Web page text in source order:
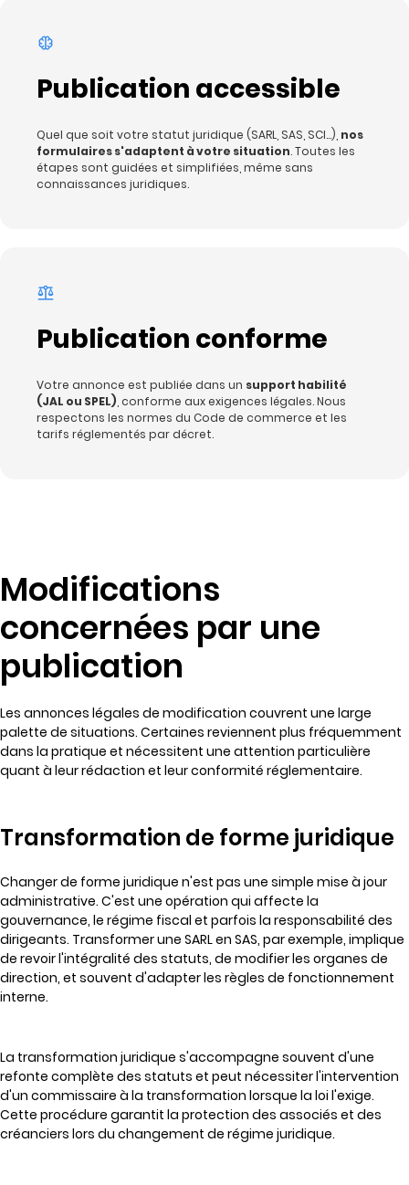
Publication accessible
Quel que soit votre statut juridique (SARL, SAS, SCI…), nos
formulaires s'adaptent à votre situation. Toutes les
étapes sont guidées et simplifiées, même sans
connaissances juridiques.
Publication conforme
Votre annonce est publiée dans un support habilité
(JAL ou SPEL) , conforme aux exigences légales. Nous
respectons les normes du Code de commerce et les
tarifs réglementés par décret.
Modifications
concernées par une
publication
Les annonces légales de modification couvrent une large
palette de situations. Certaines reviennent plus fréquemment
dans la pratique et nécessitent une attention particulière
quant à leur rédaction et leur conformité réglementaire.
Transformation de forme juridique
Changer de forme juridique n'est pas une simple mise à jour
administrative. C'est une opération qui affecte la
gouvernance, le régime fiscal et parfois la responsabilité des
dirigeants. Transformer une SARL en SAS, par exemple, implique
de revoir l'intégralité des statuts, de modifier les organes de
direction, et souvent d'adapter les règles de fonctionnement
interne.
La transformation juridique s'accompagne souvent d'une
refonte complète des statuts et peut nécessiter l'intervention
d'un commissaire à la transformation lorsque la loi l'exige.
Cette procédure garantit la protection des associés et des
créanciers lors du changement de régime juridique.